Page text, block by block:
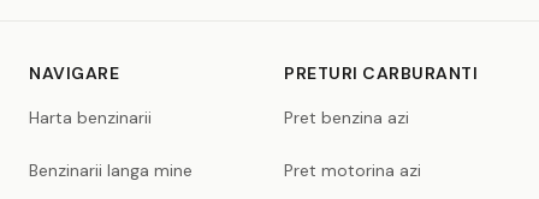
NAVIGARE
Harta benzinarii
Benzinarii langa mine
PRETURI CARBURANTI
Pret benzina azi
Pret motorina azi